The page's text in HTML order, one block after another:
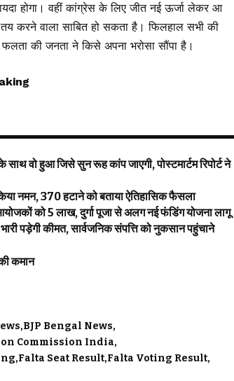
होगा। वहीं कांग्रेस के लिए जीत नई ऊर्जा लेकर आ
करने वाला साबित हो सकता है। फिलहाल सभी की
की जनता ने किसे अपना भरोसा सौंपा है।
हुआ जिसे सुन रूह कांप जाएगी, पोस्टमार्टम रिपोर्ट ने
नमन, 370 हटाने को बताया ऐतिहासिक फैसला
को 5 लाख, दुर्गा पूजा से अलग नई फंडिंग योजना लागू
कीमत, सार्वजनिक संपत्ति को नुकसान पहुंचाने
कमान
BJP Bengal News
Commission India
Falta Seat Result Falta Voting Result